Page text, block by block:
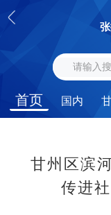
首页 国内
甘州区滨
传进